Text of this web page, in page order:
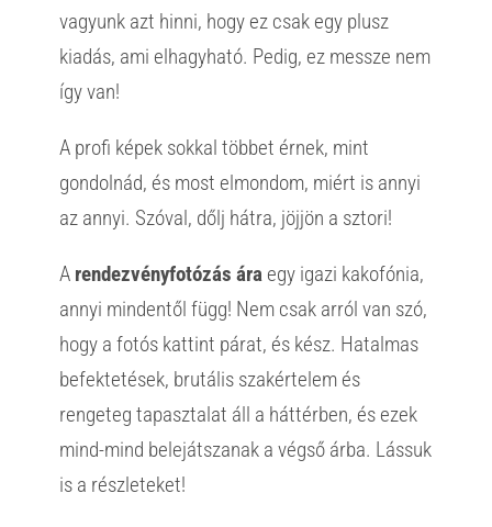
vagyunk azt hinni, hogy ez csak egy plusz
kiadás, ami elhagyható. Pedig, ez messze nem
így van!
A profi képek sokkal többet érnek, mint
gondolnád, és most elmondom, miért is annyi
az annyi. Szóval, dőlj hátra, jöjjön a sztori!
A rendezvényfotózás áraegy igazi kakofónia,
annyi mindentől függ! Nem csak arról van szó,
hogy a fotós kattint párat, és kész. Hatalmas
befektetések, brutális szakértelem és
rengeteg tapasztalat áll a háttérben, és ezek
mind-mind belejátszanak a végső árba. Lássuk
is a részleteket!